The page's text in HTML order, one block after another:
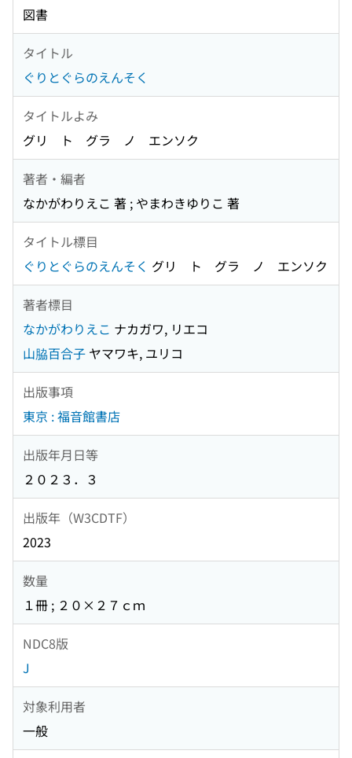
図書
タイトル
ぐりとぐらのえんそく
タイトルよみ
グリ ト グラ ノ エンソク
著者・編者
なかがわりえこ 著 ; やまわきゆりこ 著
タイトル標目
ぐりとぐらのえんそく グリ ト グラ ノ エンソク
著者標目
なかがわりえこ ナカガワ, リエコ
山脇百合子 ヤマワキ, ユリコ
出版事項
東京 : 福音館書店
出版年月日等
２０２３．３
出版年（W3CDTF）
2023
数量
１冊 ; ２０×２７ｃｍ
NDC8版
J
対象利用者
一般